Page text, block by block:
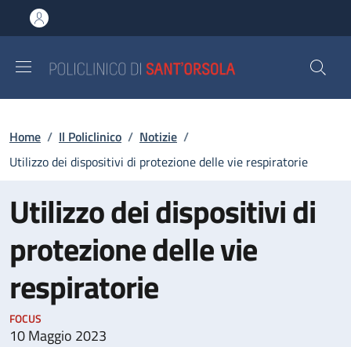
al contenuto principale
to footer content
Briciole di pane
Home / Il Policlinico / Notizie /
Utilizzo dei dispositivi di protezione delle vie respiratorie
Utilizzo dei dispositivi di
protezione delle vie
respiratorie
FOCUS
10 Maggio 2023